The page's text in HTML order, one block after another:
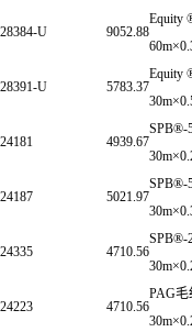
28384-U 9052.88
Equity
28391-U 5783.37
Equity
24181 4939.67
SPB®-
24187 5021.97
SPB®-
24335 4710.56
SPB®-
24223 4710.56
PAG毛